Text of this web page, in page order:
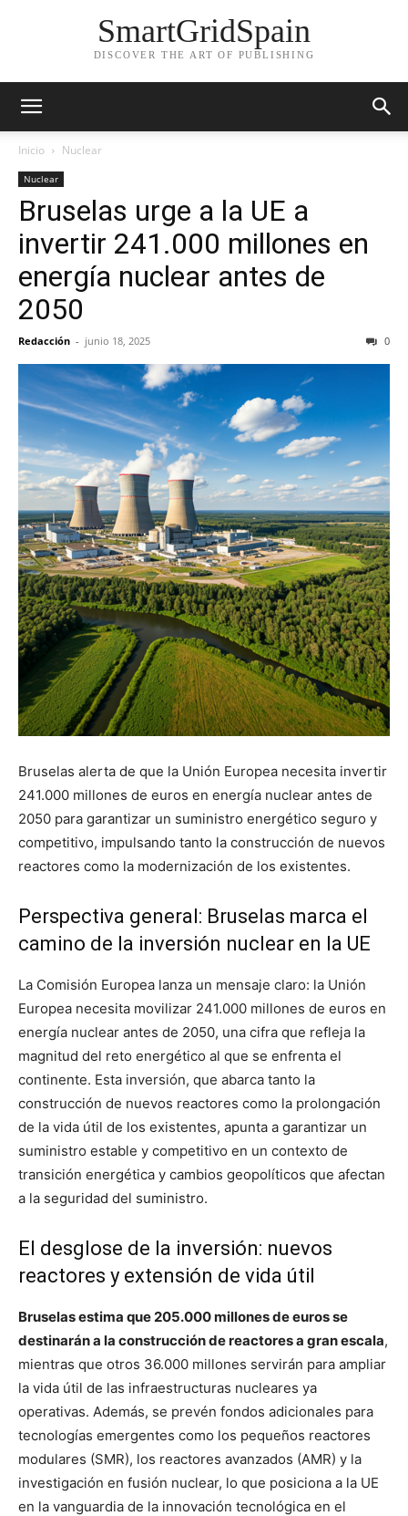
SmartGridSpain
DISCOVER THE ART OF PUBLISHING
Inicio Nuclear
Nuclear
Bruselas urge a la UE a
invertir 241.000 millones en
energía nuclear antes de
2050
Redacción - junio 18, 2025 0
Bruselas alerta de que la Unión Europea necesita invertir
241.000 millones de euros en energía nuclear antes de
2050 para garantizar un suministro energético seguro y
competitivo, impulsando tanto la construcción de nuevos
reactores como la modernización de los existentes.
Perspectiva general: Bruselas marca el
camino de la inversión nuclear en la UE
La Comisión Europea lanza un mensaje claro: la Unión
Europea necesita movilizar 241.000 millones de euros en
energía nuclear antes de 2050, una cifra que refleja la
magnitud del reto energético al que se enfrenta el
continente. Esta inversión, que abarca tanto la
construcción de nuevos reactores como la prolongación
de la vida útil de los existentes, apunta a garantizar un
suministro estable y competitivo en un contexto de
transición energética y cambios geopolíticos que afectan
a la seguridad del suministro.
El desglose de la inversión: nuevos
reactores y extensión de vida útil
Bruselas estima que 205.000 millones de euros se
destinarán a la construcción de reactores a gran escala,
mientras que otros 36.000 millones servirán para ampliar
la vida útil de las infraestructuras nucleares ya
operativas. Además, se prevén fondos adicionales para
tecnologías emergentes como los pequeños reactores
modulares (SMR), los reactores avanzados (AMR) y la
investigación en fusión nuclear, lo que posiciona a la UE
en la vanguardia de la innovación tecnológica en el